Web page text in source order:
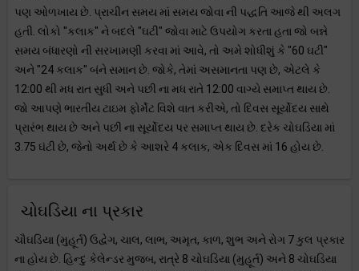
પણ ઓળખાય છે. પ્રાચીન સમય માં સમય જોવા ની પદ્ધતિ આજે થી અલગ
હતી. લોકો "કલાક" ને બદલે "ઘટી" જોવા માટે ઉપયોગ કરતા હતા જો બન્ને
સમય બંધારણો ની સરખામણી કરવા માં આવે, તો અમે શોધીશું કે "60 ઘટી"
અને "24 કલાક" બંને સમાન છે. જોકે, તેમાં અસમાનતા પણ છે, એટલે કે
12:00 થી મધ રાત સુધી અને પછી ના મધ રાતે 12:00 વાગ્યે સમાપ્ત થાય છે.
જો આપણે ભારતીય ટાઇમ ફોર્મેટ વિશે વાત કરીએ, તો દિવસ સૂર્યોદય સાથે
પ્રારંભ થાય છે અને પછી ના સૂર્યોદય પર સમાપ્ત થાય છે. દરેક ચોઘડિયા માં
3.75 ઘંટી છે, જેનો અર્થ છે કે આશરે 4 કલાક, એક દિવસ માં 16 હોય છે.
ચોઘડિયા ના પ્રકાર
ચૌઘડિયા (મુહૂર્ત) ઉદ્વેગ, ચાલ, લાભ, અમૃત, કાળ, શુભ અને રોગ 7 કુલ પ્રકાર
ના હોય છે. હિન્દુ કેલેન્ડર મુજબ, રાત્રે 8 ચોઘડિયા (મુહૂર્ત) અને 8 ચોઘડિયા